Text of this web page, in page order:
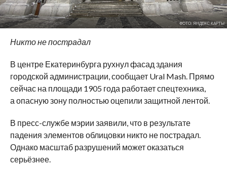
ФОТО: ЯНДЕКС КАРТЫ
Никто не пострадал
В центре Екатеринбурга рухнул фасад здания
городской администрации, сообщает Ural Mash. Прямо
сейчас на площади 1905 года работает спецтехника,
а опасную зону полностью оцепили защитной лентой.
В пресс-службе мэрии заявили, что в результате
падения элементов облицовки никто не пострадал.
Однако масштаб разрушений может оказаться
серьёзнее.